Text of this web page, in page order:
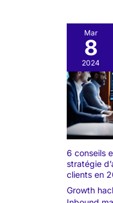
Mar
8
2024
6 conseils
stratégie
clients en
Growth